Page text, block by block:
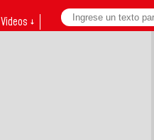
Videos ↓